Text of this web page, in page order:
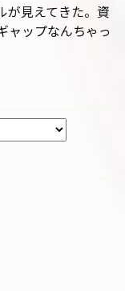
が見えてきた。資
ャップなんちゃっ